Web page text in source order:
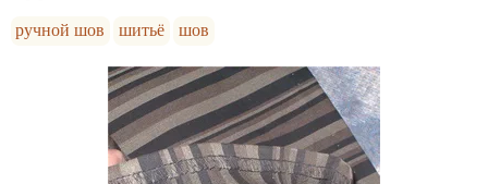
ручной шов шитьё шов